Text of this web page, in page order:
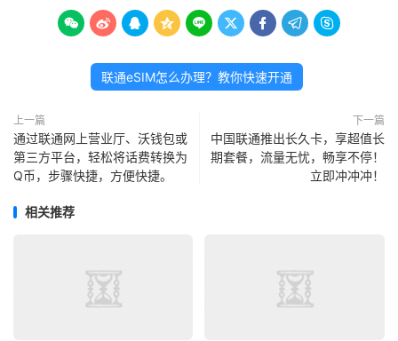
        
联通eSIM怎么办理？教你快速开通
上一篇
通过联通网上营业厅、沃钱包或
第三方平台，轻松将话费转换为
Q币，步骤快捷，方便快捷。
下一篇
中国联通推出长久卡，享超值长
期套餐，流量无忧，畅享不停！
立即冲冲冲！
相关推荐